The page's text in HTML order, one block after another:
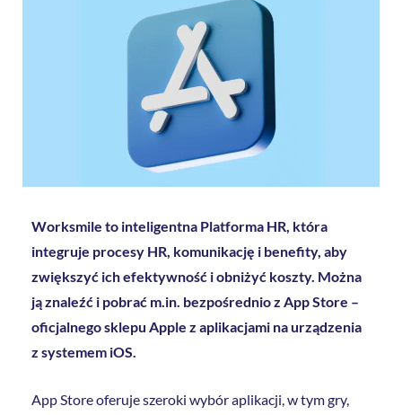
Worksmile to inteligentna Platforma HR, która
integruje procesy HR, komunikację i benefity, aby
zwiększyć ich efektywność i obniżyć koszty. Można
ją znaleźć i pobrać m.in. bezpośrednio z App Store –
oficjalnego sklepu Apple z aplikacjami na urządzenia
z systemem iOS.
App Store oferuje szeroki wybór aplikacji, w tym gry,